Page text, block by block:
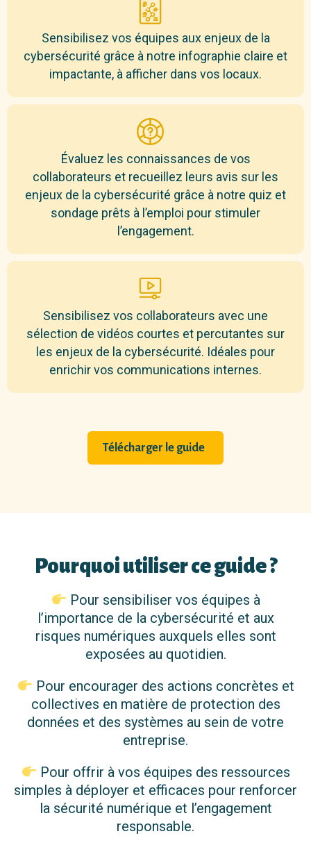
Sensibilisez vos équipes aux enjeux de la
cybersécurité grâce à notre infographie claire et
impactante, à afficher dans vos locaux.
Évaluez les connaissances de vos
collaborateurs et recueillez leurs avis sur les
enjeux de la cybersécurité grâce à notre quiz et
sondage prêts à l’emploi pour stimuler
l’engagement.
Sensibilisez vos collaborateurs avec une
sélection de vidéos courtes et percutantes sur
les enjeux de la cybersécurité. Idéales pour
enrichir vos communications internes.
Télécharger le guide
Pourquoi utiliser ce guide ?
Pour sensibiliser vos équipes à
l’importance de la cybersécurité et aux
risques numériques auxquels elles sont
exposées au quotidien.
Pour encourager des actions concrètes et
collectives en matière de protection des
données et des systèmes au sein de votre
entreprise.
Pour offrir à vos équipes des ressources
simples à déployer et efficaces pour renforcer
la sécurité numérique et l’engagement
responsable.